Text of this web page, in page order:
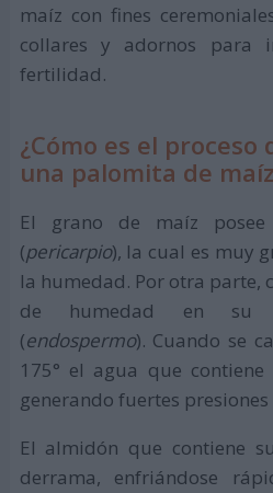
maíz con fines
collares y adornos para
fertilidad.
¿Cómo es el
una palomita de
El grano de maíz posee
(pericarpio), la cual es muy
la humedad. Por otra parte,
de humedad en su
(endospermo). Cuando se
175° el agua que
generando fuertes
El almidón que contiene
derrama, enfriándose